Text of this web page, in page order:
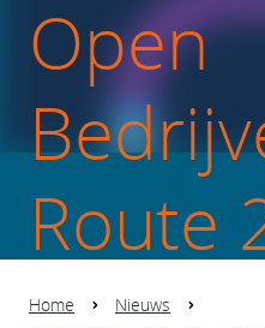
Open
Route
Home
Nieuws